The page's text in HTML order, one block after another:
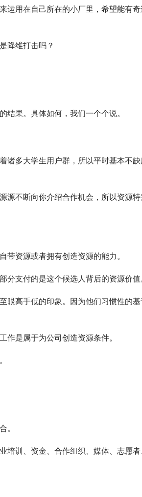
运用在自己所在的小厂里，希望能有奇
降维打击吗？
结果。具体如何，我们一个个说。
诸多大学生用户群，所以平时基本不缺
源不断向你介绍合作机会，所以资源特
带资源或者拥有创造资源的能力。
分支付的是这个候选人背后的资源价值
眼高手低的印象。因为他们习惯性的基
作是属于为公司创造资源条件。
。
培训、资金、合作组织、媒体、志愿者